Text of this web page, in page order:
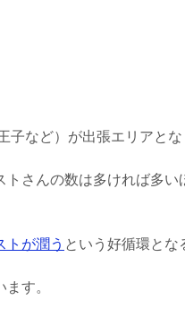
など）が出張エリアとな
さんの数は多ければ多い
トが潤う という好循環とな
す。